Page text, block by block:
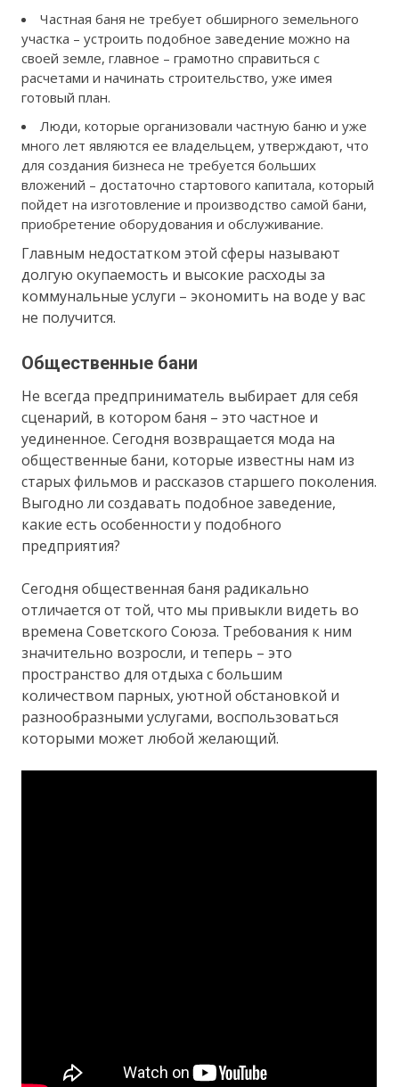
Частная баня не требует обширного земельного
участка – устроить подобное заведение можно на
своей земле, главное – грамотно справиться с
расчетами и начинать строительство, уже имея
готовый план.
Люди, которые организовали частную баню и уже
много лет являются ее владельцем, утверждают, что
для создания бизнеса не требуется больших
вложений – достаточно стартового капитала, который
пойдет на изготовление и производство самой бани,
приобретение оборудования и обслуживание.
Главным недостатком этой сферы называют
долгую окупаемость и высокие расходы за
коммунальные услуги – экономить на воде у вас
не получится.
Общественные бани
Не всегда предприниматель выбирает для себя
сценарий, в котором баня – это частное и
уединенное. Сегодня возвращается мода на
общественные бани, которые известны нам из
старых фильмов и рассказов старшего поколения.
Выгодно ли создавать подобное заведение,
какие есть особенности у подобного
предприятия?
Сегодня общественная баня радикально
отличается от той, что мы привыкли видеть во
времена Советского Союза. Требования к ним
значительно возросли, и теперь – это
пространство для отдыха с большим
количеством парных, уютной обстановкой и
разнообразными услугами, воспользоваться
которыми может любой желающий.